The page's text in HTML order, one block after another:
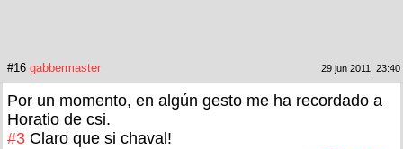
#16 gabbermaster 29 jun 2011, 23:40
Por un momento, en algún gesto me ha recordado a
Horatio de csi.
#3 Claro que si chaval!